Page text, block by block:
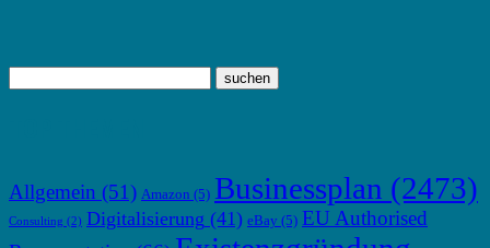
Allgemein (51) Amazon (5) Businessplan (2473)
Consulting (2) Digitalisierung (41) eBay (5) EU Authorised